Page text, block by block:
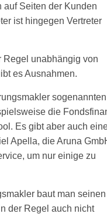
auf Seiten der Kunden
ist hingegen Vertreter
Regel unabhängig von
es Ausnahmen.
sogenannten
die
Es gibt aber auch
Apella, die Aruna
um nur einige zu
baut man seinen
der Regel auch nicht